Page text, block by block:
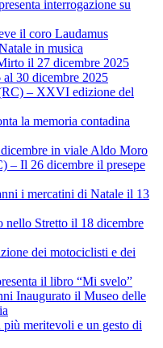
interrogazione su
il coro Laudamus
in musica
il 27 dicembre 2025
30 dicembre 2025
– XXVI edizione del
la memoria contadina
in viale Aldo Moro
Il 26 dicembre il presepe
i mercatini di Natale il 13
Stretto il 18 dicembre
dei motociclisti e dei
il libro “Mi svelo”
Inaugurato il Museo delle
meritevoli e un gesto di